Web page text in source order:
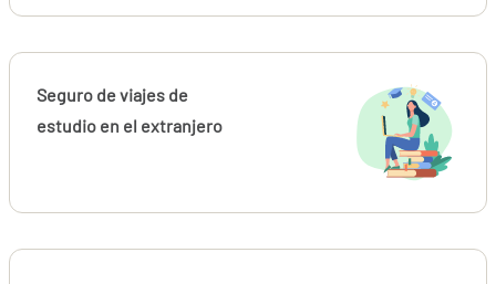
Seguro de viajes de
estudio en el extranjero